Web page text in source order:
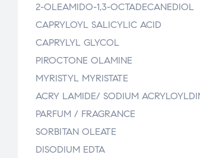
2-OLEAMIDO-1,3-OCTADECANEDIOL
CAPRYLOYL SALICYLIC ACID
CAPRYLYL GLYCOL
PIROCTONE OLAMINE
MYRISTYL MYRISTATE
ACRY LAMIDE/ SODIUM
PARFUM / FRAGRANCE
SORBITAN OLEATE
DISODIUM EDTA